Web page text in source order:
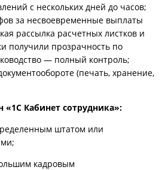
с нескольких дней до часов;
за несвоевременные выплаты
рассылка расчетных листков и
получили прозрачность по
— полный контроль;
(печать, хранение,
«1С Кабинет сотрудника»:
штатом или
кадровым